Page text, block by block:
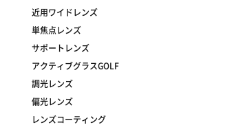
近用ワイドレンズ
単焦点レンズ
サポートレンズ
アクティブグラスGOLF
調光レンズ
偏光レンズ
レンズコーティング